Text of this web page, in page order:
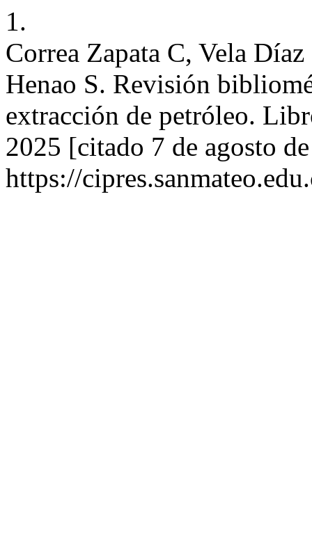
1.
Correa Zapata C, Vela
Henao S. Revisión
extracción de petróleo.
2025 [citado 7 de agosto
https://